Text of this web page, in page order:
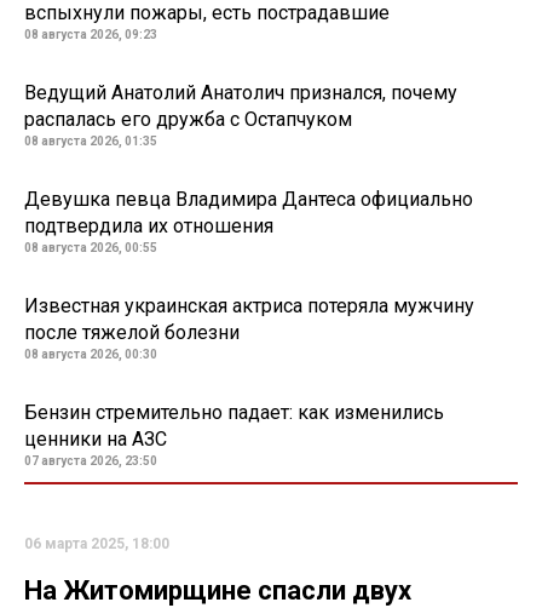
вспыхнули пожары, есть пострадавшие
08 августа 2026, 09:23
Ведущий Анатолий Анатолич признался, почему
распалась его дружба с Остапчуком
08 августа 2026, 01:35
Девушка певца Владимира Дантеса официально
подтвердила их отношения
08 августа 2026, 00:55
Известная украинская актриса потеряла мужчину
после тяжелой болезни
08 августа 2026, 00:30
Бензин стремительно падает: как изменились
ценники на АЗС
07 августа 2026, 23:50
06 марта 2025, 18:00
На Житомирщине спасли двух